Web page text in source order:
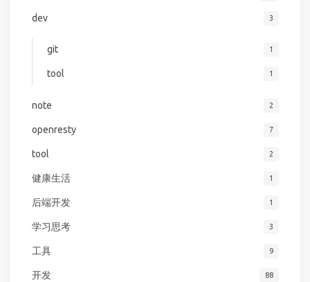
dev 3
git 1
tool 1
note 2
openresty 7
tool 2
健康生活 1
后端开发 1
学习思考 3
工具 9
开发 88